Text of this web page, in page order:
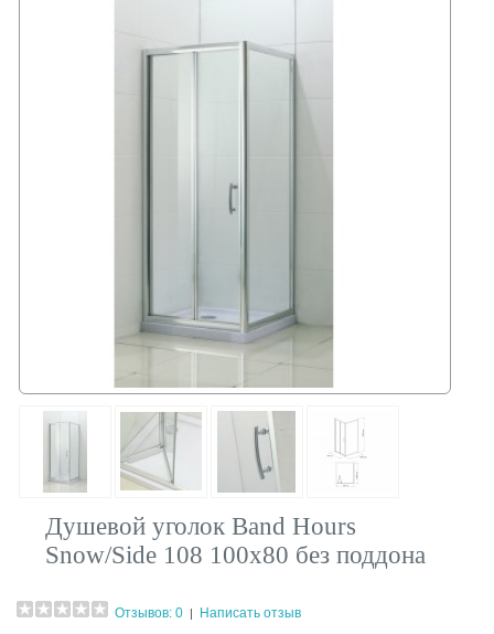
Душевой уголок Band Hours
Snow/Side 108 100х80 без поддона
Отзывов: 0
Написать отзыв